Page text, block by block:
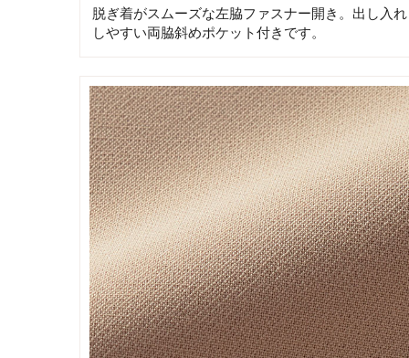
脱ぎ着がスムーズな左脇ファスナー開き。出し入れ
しやすい両脇斜めポケット付きです。